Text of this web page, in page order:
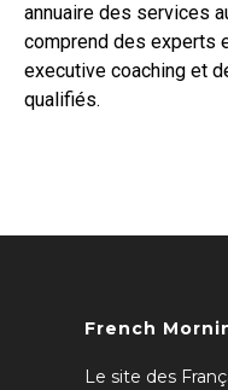
annuaire des services
comprend des experts
executive coaching et
qualifiés.
French
Le site des